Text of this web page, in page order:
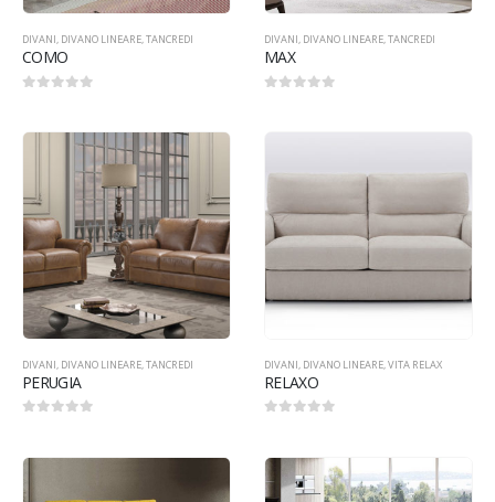
DIVANI, DIVANO LINEARE,TANCREDI
COMO
DIVANI, DIVANO LINEARE,TANCREDI
MAX
DIVANI, DIVANO LINEARE,TANCREDI
PERUGIA
DIVANI, DIVANO LINEARE,VITA RELAX
RELAXO